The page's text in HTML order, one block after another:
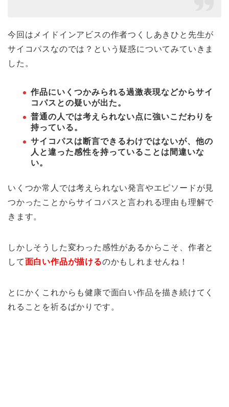
今回はメイドインアビスの作者つくしあきひと先生が
サイコパスなのでは？という疑惑についてみていきま
した。
作品にいくつかみられる過激表現などからサイ
コパスとの疑いが出た。
普通の人では考えられない点に強いこだわりを
持っている。
サイコパスは断言できるわけではないが、他の
人と違った感性を持っていることは間違いな
い。
いくつか常人では考えられない発言やエピソードが見
つかったことからサイコパスと言われる理由も理解で
きます。
しかしそうした変わった感性があるからこそ、作者と
して面白い作品が描けるのかもしれませんね！
とにかくこれからも健康で面白い作品を描き続けてく
れることを祈るばかりです。